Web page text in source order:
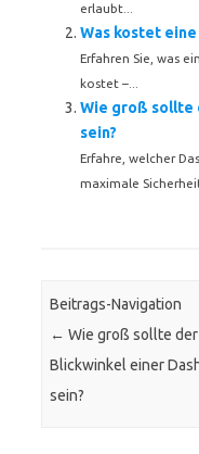
erlaubt...
Was kostet
Erfahren Sie, was
kostet –...
Wie groß sollte
sein?
Erfahre, welcher
maximale Sicherheit
Beitrags-Navigation
← Wie groß sollte der
Blickwinkel einer
sein?